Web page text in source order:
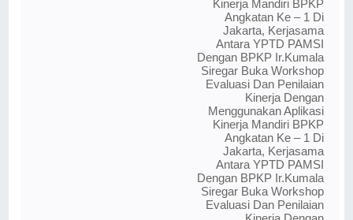
Kinerja Mandiri BPKP
Angkatan Ke – 1 Di
Jakarta, Kerjasama
Antara YPTD PAMSI
Dengan BPKP Ir.Kumala
Siregar Buka Workshop
Evaluasi Dan Penilaian
Kinerja Dengan
Menggunakan Aplikasi
Kinerja Mandiri BPKP
Angkatan Ke – 1 Di
Jakarta, Kerjasama
Antara YPTD PAMSI
Dengan BPKP Ir.Kumala
Siregar Buka Workshop
Evaluasi Dan Penilaian